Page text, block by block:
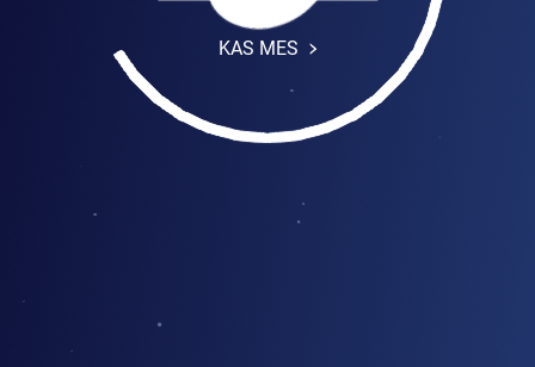
KAS MES